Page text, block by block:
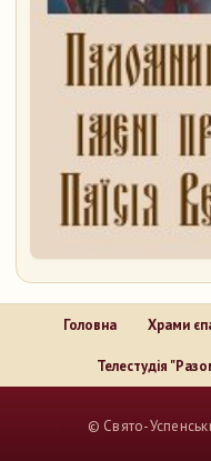
Головна Храми
Телестудія
© Свято-